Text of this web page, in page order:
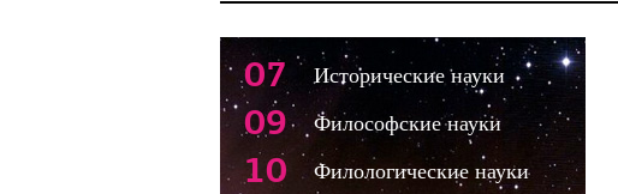
07 Исторические науки
09 Философские науки
10 Филологические науки